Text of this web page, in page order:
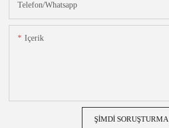
Telefon/whatsapp
Içerik
ŞIMDI SORUŞTURMA